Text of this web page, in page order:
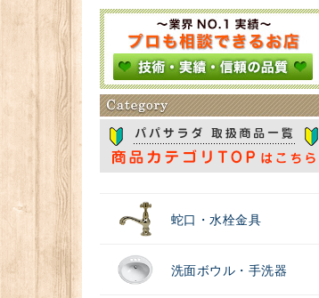
＃浄水器
蛇口・水栓金具
洗面ボウル・手洗器